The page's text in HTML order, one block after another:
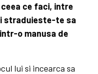
ce faci, intre
straduieste-te sa
o manusa de
lui si incearca sa